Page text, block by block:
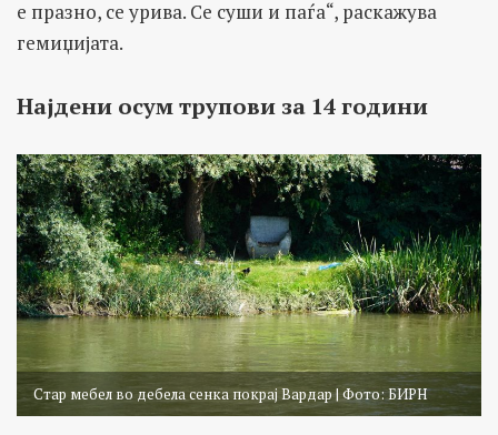
е празно, се урива. Се суши и паѓа“, раскажува
гемиџијата.
Најдени осум трупови за 14 години
Стар мебел во дебела сенка покрај Вардар | Фото: БИРН